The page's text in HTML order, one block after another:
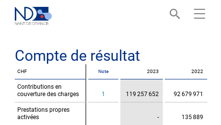
Menu
Compte de résultat
CHF Note 2023 2022
Contributions en
couverture des charges
1 119 257 652 92 679 971
Prestations propres
activées
- 135 889
CHF
Contributions en
couverture des charges
Prestations propres
activées